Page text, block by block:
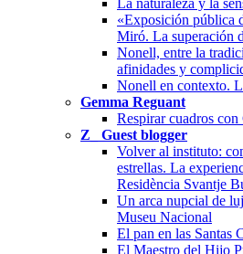
«Exposición pública
Miró. La superación
Nonell, entre la
afinidades y
Nonell en contexto.
Gemma Reguant
Respirar cuadros
Z_ Guest blogger
Volver al instituto:
estrellas. La
Residència Svantje
Un arca nupcial de
Museu Nacional
El pan en las Santas
El Maestro del Hijo